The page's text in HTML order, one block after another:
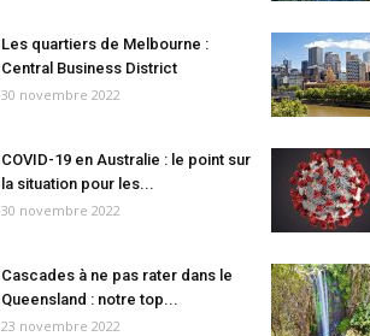
Les quartiers de Melbourne :
Central Business District
30 novembre 2022
COVID-19 en Australie : le point sur
la situation pour les...
30 novembre 2022
Cascades à ne pas rater dans le
Queensland : notre top...
23 novembre 2022